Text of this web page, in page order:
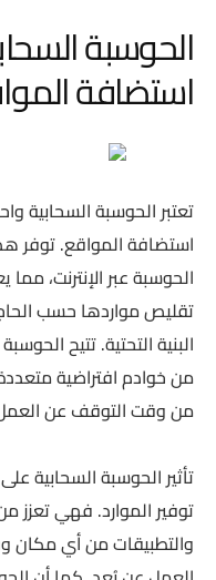
الحوسبة
استضافة
تعتبر الحوسبة السحابية
استضافة المواقع. توفر
الحوسبة عبر الإنترنت،
تقليص مواردها حسب
البنية التحتية. تتيح
من خوادم افتراضية
من وقت التوقف عن
تأثير الحوسبة السحابية
توفير الموارد. فهي تعزز
والتطبيقات من أي